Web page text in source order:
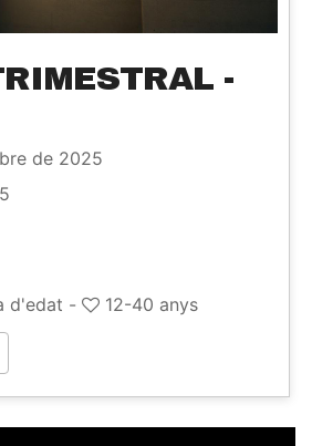
-
de 2025
d'edat -
12-40 anys